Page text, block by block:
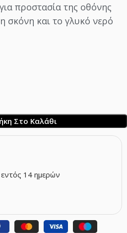
προστασία της οθόνης
σκόνη και το γλυκό νερό
14 ημερών
Στο Καλάθι